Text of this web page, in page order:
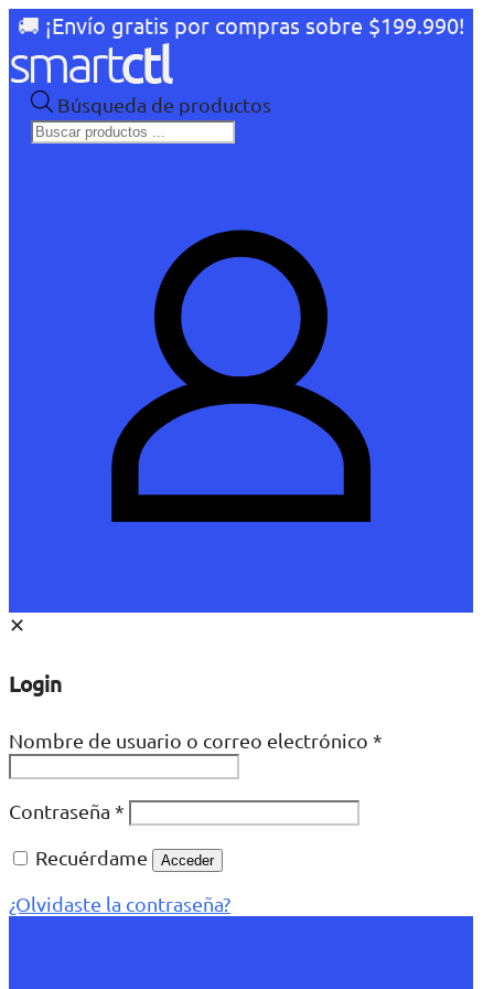
🚚 ¡Envío gratis por compras sobre $199.990!
Búsqueda de productos
✕
Login
Nombre de usuario o correo electrónico *
Contraseña *
Recuérdame
Acceder
¿Olvidaste la contraseña?